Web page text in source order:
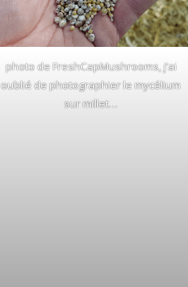
photo de FreshCapMushrooms, j’ai
oublié de photographier le mycélium
sur millet…